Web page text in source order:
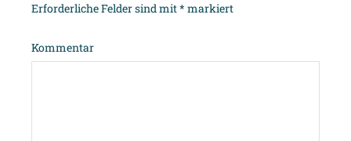
Erforderliche Felder sind mit* markiert
Kommentar